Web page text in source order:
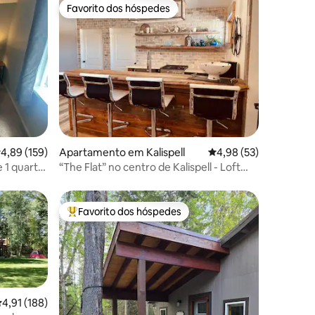
média de 4,89 em 5 estrelas, 159avaliações
4,89 (159)
1 quarto
Favorito dos hóspedes
Favorito dos hóspedes
Apartamento em Kalispell Classificação média
4,98 (53)
“The Flat” no centro de Kalispell - Loft
média de 4,91 em 5 estrelas, 188avaliações
4,91 (188)
Favoritos dos hóspedes mais apreciados
Favorito dos hóspedes